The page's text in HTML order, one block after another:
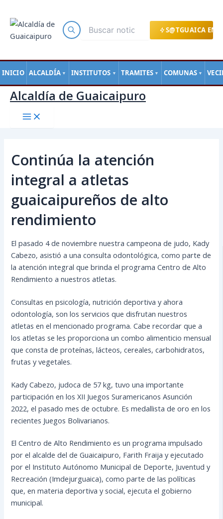
S@TGUAICA EN
INICIO ALCALDÍA ▼ INSTITUTOS ▼ TRAMITES ▼ COMUNAS ▼
contenido
Alcaldía de Guaicaipuro
Continúa la atención
integral a atletas
guaicaipureños de alto
rendimiento
El pasado 4 de noviembre nuestra campeona de judo, Kady
Cabezo, asistió a una consulta odontológica, como parte de
la atención integral que brinda el programa Centro de Alto
Rendimiento a nuestros atletas.
Consultas en psicología, nutrición deportiva y ahora
odontología, son los servicios que disfrutan nuestros
atletas en el mencionado programa. Cabe recordar que a
los atletas se les proporciona uncombo alimenticio mensual
que consta de proteínas, lácteos, cereales, carbohidratos,
frutas y vegetales.
Kady Cabezo, judoca de 57 kg, tuvo una importante
participación en los XII Juegos Suramericanos Asunción
2022, el pasado mes de octubre. Es medallista de oro en los
recientes Juegos Bolivarianos.
El Centro de Alto Rendimiento es un programa impulsado
por el alcalde del de Guaicaipuro, Farith Fraija y ejecutado
por el Instituto Autónomo Municipal de Deporte, Juventud y
Recreación (Imdejurguaica), como parte de las políticas
que, en materia deportiva y social, ejecuta el gobierno
municipal.
de
entradas